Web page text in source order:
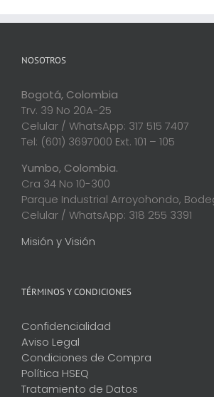
NOSOTROS
Bogotá, Colombia
Trv. 39 No 20A-25
Celular / WhatsApp: 317 515 7407
Tel: (601) 3697000 Ext. 101 – 105
Yumbo, Colombia.
Cra 34 No 10-300
Parque Industrial Arroyohondo,
Celular / WhatsApp: 318 255 3391
Misión y Visión
TÉRMINOS Y CONDICIONES
Confidencialidad
Aviso Legal
Condiciones de Compra
Política HSEQ
Tratamiento de Datos